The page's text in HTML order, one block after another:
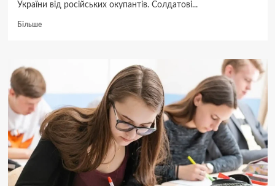
України від російських окупантів. Солдатові...
БільшеДокладніше
прощається
із
двома
відважними
Героями